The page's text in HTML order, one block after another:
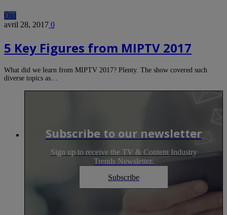
Old
avril 28, 2017 0
5 Key Figures from MIPTV 2017
What did we learn from MIPTV 2017? Plenty. The show covered such
diverse topics as…
Subscribe to our newsletter
Sign up to receive the TV & Content Industry
Trends Newsletter.
Subscribe